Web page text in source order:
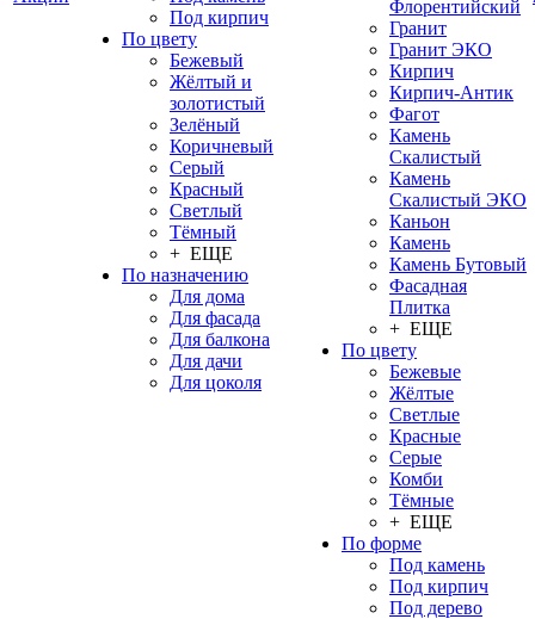
Под кирпич
По цвету
Бежевый
Жёлтый и
золотистый
Зелёный
Коричневый
Серый
Красный
Светлый
Тёмный
+ ЕЩЕ
По назначению
Для дома
Для фасада
Для балкона
Для дачи
Для цоколя
Флорентийский
Гранит
Гранит ЭКО
Кирпич
Кирпич-Антик
Фагот
Камень
Скалистый
Камень
Скалистый ЭКО
Каньон
Камень
Камень Бутовый
Фасадная
Плитка
+ ЕЩЕ
По цвету
Бежевые
Жёлтые
Светлые
Красные
Серые
Комби
Тёмные
+ ЕЩЕ
По форме
Под камень
Под кирпич
Под дерево